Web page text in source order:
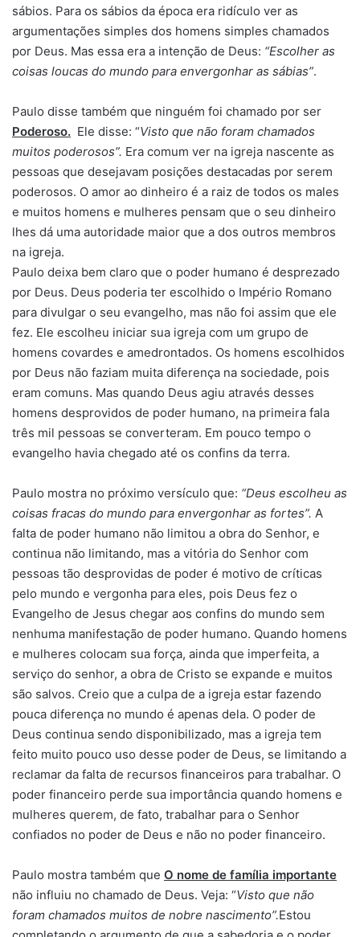
sábios. Para os sábios da época era ridículo ver as
argumentações simples dos homens simples chamados
por Deus. Mas essa era a intenção de Deus: “Escolher as
coisas loucas do mundo para envergonhar as sábias”.
Paulo disse também que ninguém foi chamado por ser
Poderoso. Ele disse: “Visto que não foram chamados
muitos poderosos”. Era comum ver na igreja nascente as
pessoas que desejavam posições destacadas por serem
poderosos. O amor ao dinheiro é a raiz de todos os males
e muitos homens e mulheres pensam que o seu dinheiro
lhes dá uma autoridade maior que a dos outros membros
na igreja.
Paulo deixa bem claro que o poder humano é desprezado
por Deus. Deus poderia ter escolhido o Império Romano
para divulgar o seu evangelho, mas não foi assim que ele
fez. Ele escolheu iniciar sua igreja com um grupo de
homens covardes e amedrontados. Os homens escolhidos
por Deus não faziam muita diferença na sociedade, pois
eram comuns. Mas quando Deus agiu através desses
homens desprovidos de poder humano, na primeira fala
três mil pessoas se converteram. Em pouco tempo o
evangelho havia chegado até os confins da terra.
Paulo mostra no próximo versículo que: “Deus escolheu as
coisas fracas do mundo para envergonhar as fortes”. A
falta de poder humano não limitou a obra do Senhor, e
continua não limitando, mas a vitória do Senhor com
pessoas tão desprovidas de poder é motivo de críticas
pelo mundo e vergonha para eles, pois Deus fez o
Evangelho de Jesus chegar aos confins do mundo sem
nenhuma manifestação de poder humano. Quando homens
e mulheres colocam sua força, ainda que imperfeita, a
serviço do senhor, a obra de Cristo se expande e muitos
são salvos. Creio que a culpa de a igreja estar fazendo
pouca diferença no mundo é apenas dela. O poder de
Deus continua sendo disponibilizado, mas a igreja tem
feito muito pouco uso desse poder de Deus, se limitando a
reclamar da falta de recursos financeiros para trabalhar. O
poder financeiro perde sua importância quando homens e
mulheres querem, de fato, trabalhar para o Senhor
confiados no poder de Deus e não no poder financeiro.
Paulo mostra também que O nome de família importante
não influiu no chamado de Deus. Veja: “Visto que não
foram chamados muitos de nobre nascimento”.Estou